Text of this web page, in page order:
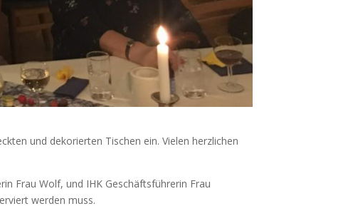
und dekorierten Tischen ein. Vielen herzlichen
Frau Wolf, und IHK Geschäftsführerin Frau
werden muss.